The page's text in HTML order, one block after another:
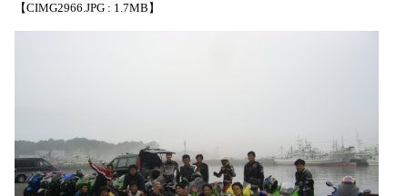
【CIMG2966.JPG : 1.7MB】